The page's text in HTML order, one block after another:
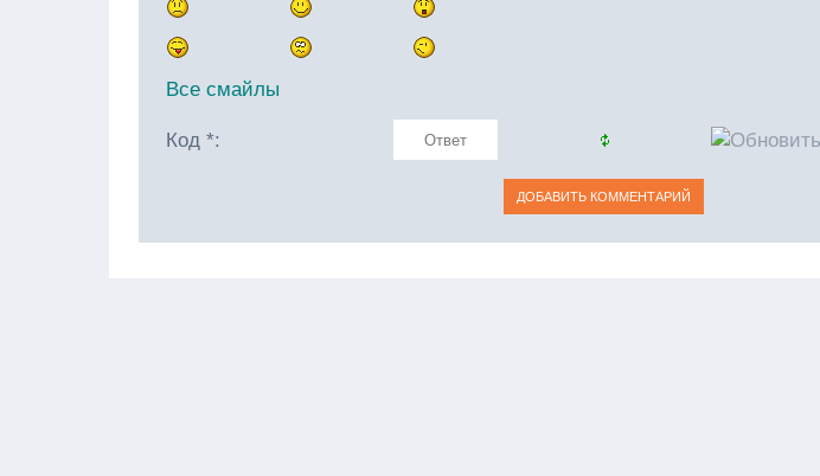
Все смайлы
Код *: